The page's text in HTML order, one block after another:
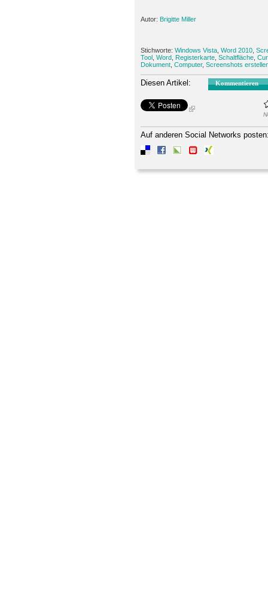
Autor: Brigitte Miller
Stichworte: Windows Vista Word 2010
Tool Word Registerkarte Schaltfläche
Dokument Computer, Screenshots
Diesen Artikel: Kommentieren
Auf anderen Social Networks